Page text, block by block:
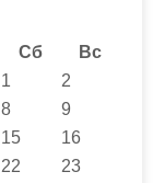
Сб
Вс
1
2
8
9
15
16
22
23